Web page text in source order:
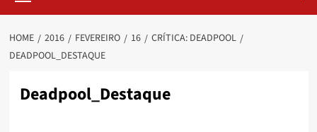
HOME 2016 FEVEREIRO 16
CRÍTICA: DEADPOOL
DEADPOOL_DESTAQUE
Deadpool_Destaque